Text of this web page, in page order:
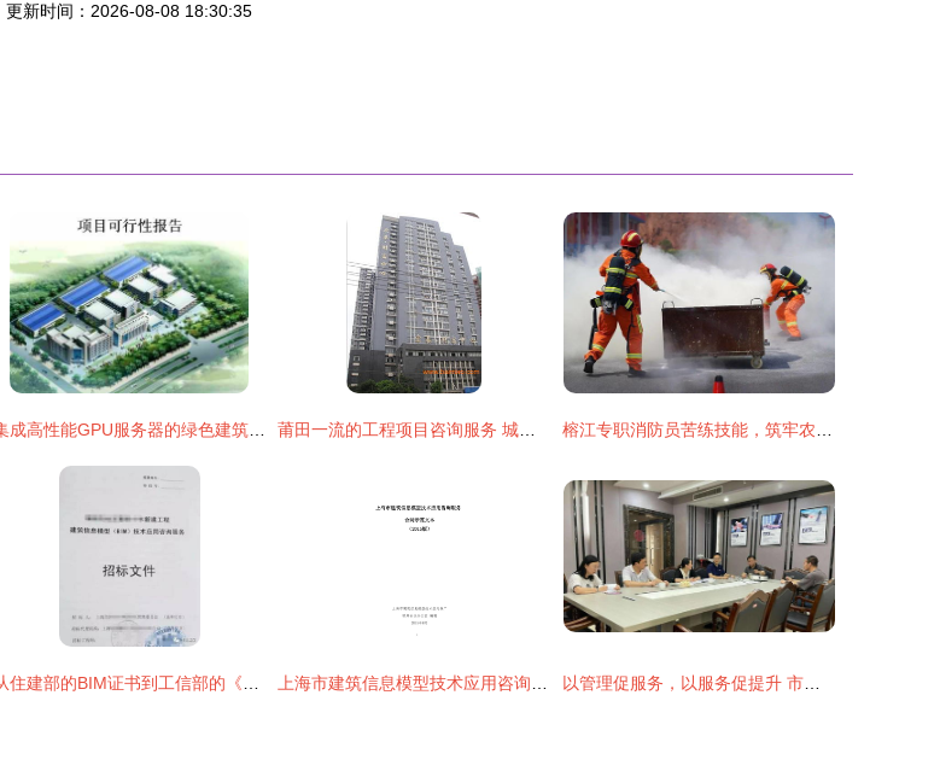
更新时间：2026-08-08 18:30:35